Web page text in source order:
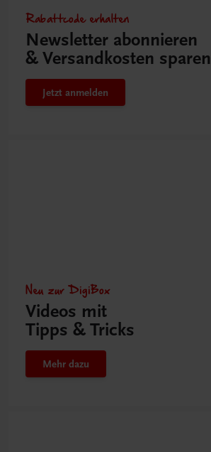
Rabattcode erhalten
Newsletter abonnieren
& Versandkosten sparen
Jetzt anmelden
Neu zur DigiBox
Videos mit
Tipps & Tricks
Mehr dazu